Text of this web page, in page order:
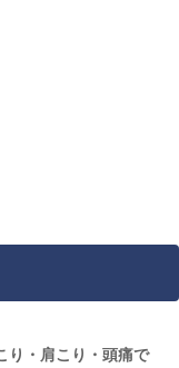
り・肩こり・頭痛で